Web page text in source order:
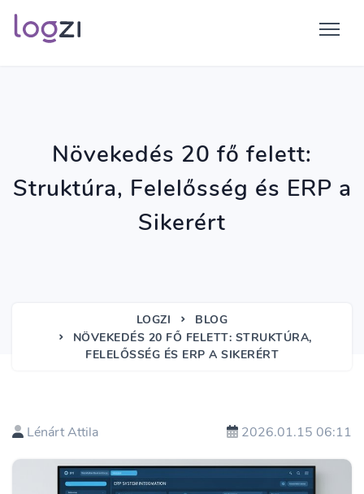
Növekedés 20 fő felett:
Struktúra, Felelősség és ERP a
Sikerért
LOGZI
BLOG
NÖVEKEDÉS 20 FŐ FELETT: STRUKTÚRA,
FELELŐSSÉG ÉS ERP A SIKERÉRT
Lénárt Attila 2026.01.15 06:11